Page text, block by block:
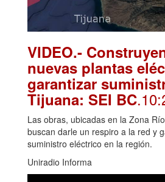
VIDEO.-
nuevas plantas
garantizar
Tijuana: SEI BC
Las obras, ubicadas en la Zona
buscan darle un respiro a la red y
suministro eléctrico en la región.
Uniradio Informa